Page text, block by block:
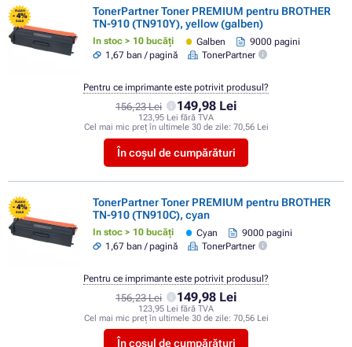
FLASH
- 4%
SALE
TonerPartner Toner PREMIUM pentru BROTHER
TN-910 (TN910Y), yellow (galben)
In stoc > 10 bucăți Galben
9000 pagini
1,67 ban / pagină
TonerPartner
156,23 Lei 149,98 Lei
123,95 Lei fără TVA
Cel mai mic preț în ultimele 30 de zile: 70,56 Lei
În coșul de cumpărături
Pentru ce imprimante este potrivit produsul?
FLASH
- 4%
SALE
TonerPartner Toner PREMIUM pentru BROTHER
TN-910 (TN910C), cyan
In stoc > 10 bucăți Cyan
9000 pagini
1,67 ban / pagină
TonerPartner
156,23 Lei 149,98 Lei
123,95 Lei fără TVA
Cel mai mic preț în ultimele 30 de zile: 70,56 Lei
În coșul de cumpărături
Pentru ce imprimante este potrivit produsul?